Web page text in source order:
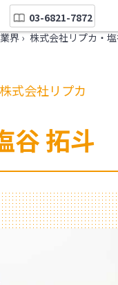
03-6821-7872
界 › 株式会社リプカ・
株式会社リプカ
谷 拓斗